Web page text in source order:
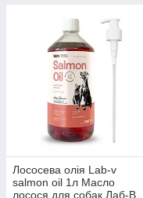
Лососева олія Lab-v
salmon oil 1л Масло
лосося для собак Лаб-В